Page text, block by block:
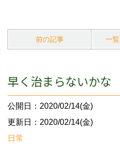
前の記事 一覧
早く治まらないかな
公開日：2020/02/14(金)
更新日：2020/02/14(金)
日常